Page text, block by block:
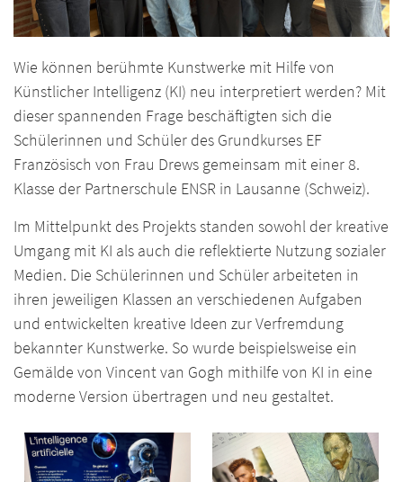
Wie können berühmte Kunstwerke mit Hilfe von
Künstlicher Intelligenz (KI) neu interpretiert werden? Mit
dieser spannenden Frage beschäftigten sich die
Schülerinnen und Schüler des Grundkurses EF
Französisch von Frau Drews gemeinsam mit einer 8.
Klasse der Partnerschule ENSR in Lausanne (Schweiz).
Im Mittelpunkt des Projekts standen sowohl der kreative
Umgang mit KI als auch die reflektierte Nutzung sozialer
Medien. Die Schülerinnen und Schüler arbeiteten in
ihren jeweiligen Klassen an verschiedenen Aufgaben
und entwickelten kreative Ideen zur Verfremdung
bekannter Kunstwerke. So wurde beispielsweise ein
Gemälde von Vincent van Gogh mithilfe von KI in eine
moderne Version übertragen und neu gestaltet.